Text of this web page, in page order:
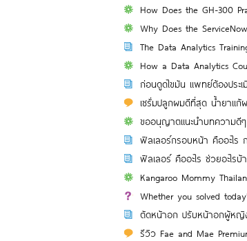
How Does the GH-300
Why Does the
The Data Analytics
How a Data Analytics
ก่อนดูดไขมัน แพทย์ต้องประเ
เซรั่มปลูกผมดีที่สุด น้ำยาแก้
ขออนุญาตแนะนำบทความดี
ฟิลเลอร์กรอบหน้า คืออะไร
ฟิลเลอร์ คืออะไร ช่วยอะไร
Kangaroo Mommy
Whether you solved
ตัดหน้าอก ปรับหน้าอกผู้หญิ
รีวิว Fae and Mae